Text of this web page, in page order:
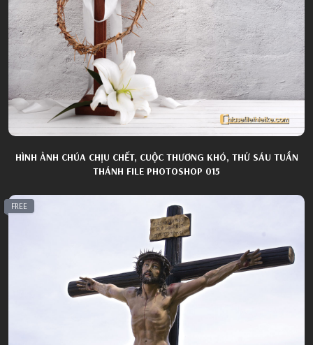
HÌNH ẢNH CHÚA CHỊU CHẾT, CUỘC THƯƠNG KHÓ, THỨ SÁU TUẦN
THÁNH FILE PHOTOSHOP 015
FREE